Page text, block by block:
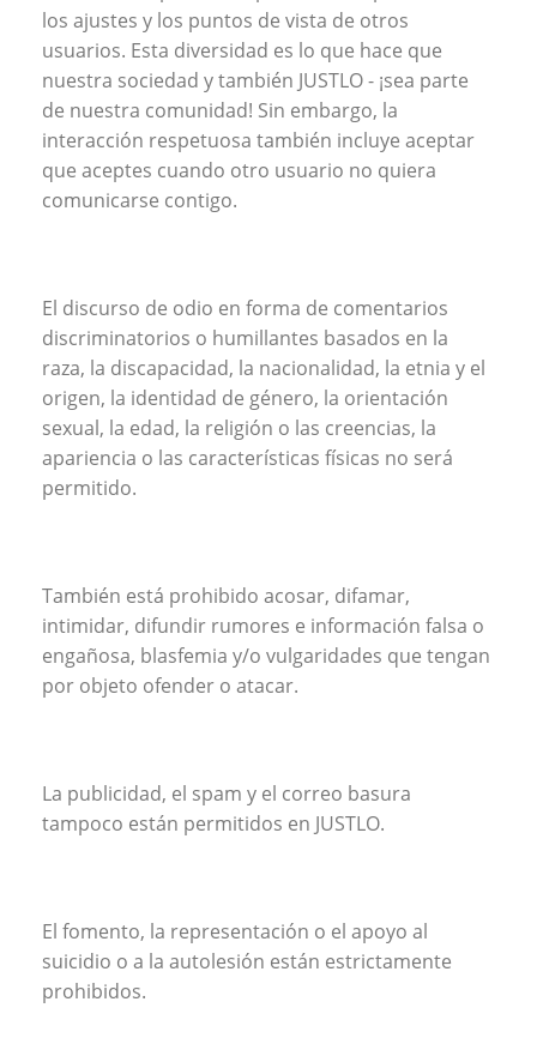
los ajustes y los puntos de vista de otros
usuarios. Esta diversidad es lo que hace que
nuestra sociedad y también JUSTLO - ¡sea parte
de nuestra comunidad! Sin embargo, la
interacción respetuosa también incluye aceptar
que aceptes cuando otro usuario no quiera
comunicarse contigo.
El discurso de odio en forma de comentarios
discriminatorios o humillantes basados en la
raza, la discapacidad, la nacionalidad, la etnia y el
origen, la identidad de género, la orientación
sexual, la edad, la religión o las creencias, la
apariencia o las características físicas no será
permitido.
También está prohibido acosar, difamar,
intimidar, difundir rumores e información falsa o
engañosa, blasfemia y/o vulgaridades que tengan
por objeto ofender o atacar.
La publicidad, el spam y el correo basura
tampoco están permitidos en JUSTLO.
El fomento, la representación o el apoyo al
suicidio o a la autolesión están estrictamente
prohibidos.